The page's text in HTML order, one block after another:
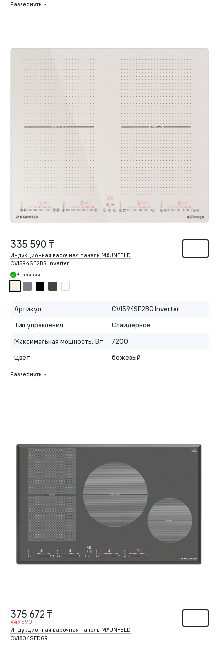
Развернуть
335 590 ₸
Индукционная варочная панель MAUNFELD
CVI594SF2BG Inverter
В наличии
Артикул
CVI594SF2BG Inverter
Тип управления
Слайдерное
Максимальная мощность, Вт
7200
Цвет
бежевый
Развернуть
375 672 ₸
449 590 ₸
Индукционная варочная панель MAUNFELD
CVI804SFDGR